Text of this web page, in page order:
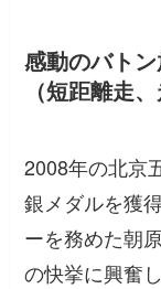
感動のバト
（短距離走
2008年の北京
銀メダルを獲
ーを務めた朝
の快挙に興奮